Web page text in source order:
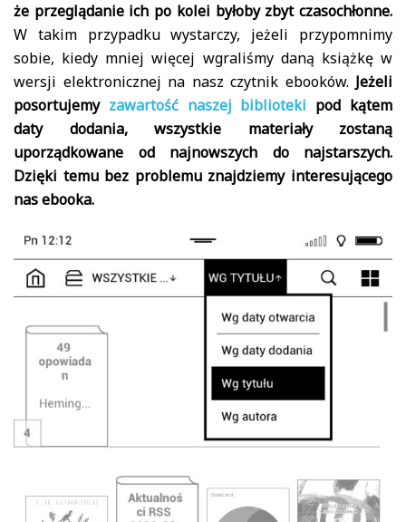
że przeglądanie ich po kolei byłoby zbyt czasochłonne.
W takim przypadku wystarczy, jeżeli przypomnimy
sobie, kiedy mniej więcej wgraliśmy daną książkę w
wersji elektronicznej na nasz czytnik ebooków. Jeżeli
posortujemy zawartość naszej biblioteki pod kątem
daty dodania, wszystkie materiały zostaną
uporządkowane od najnowszych do najstarszych.
Dzięki temu bez problemu znajdziemy interesującego
nas ebooka.